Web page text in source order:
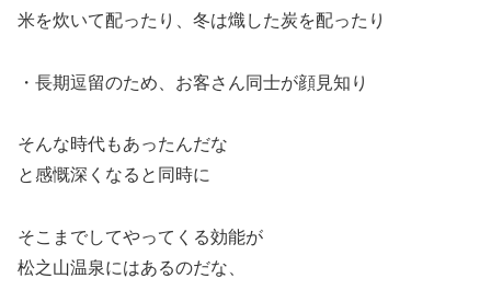
米を炊いて配ったり、冬は熾した炭を配ったり
・長期逗留のため、お客さん同士が顔見知り
そんな時代もあったんだな
と感慨深くなると同時に
そこまでしてやってくる効能が
松之山温泉にはあるのだな、